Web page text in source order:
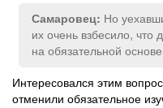
Самаровец: Но
их очень взбесило, что
на обязательной
Интересовался этим
отменили обязательное